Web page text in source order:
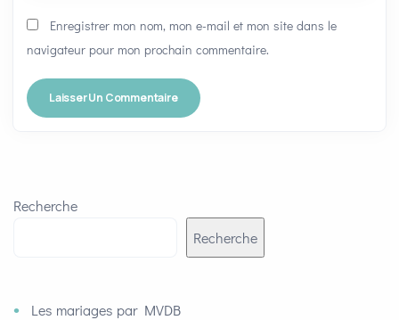
Enregistrer mon nom, mon e-mail et mon site dans le
navigateur pour mon prochain commentaire.
Recherche
Recherche
Les mariages par MVDB